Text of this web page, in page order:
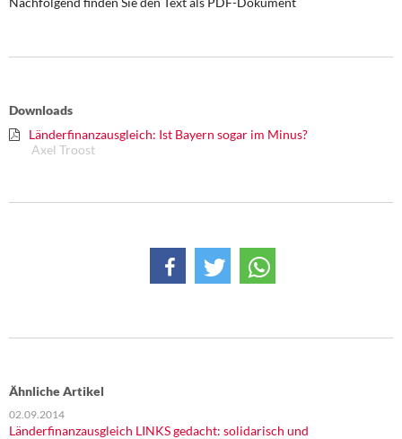
Downloads
Länderfinanzausgleich: Ist Bayern sogar im Minus?
Axel Troost
Ähnliche Artikel
02.09.2014
Länderfinanzausgleich LINKS gedacht: solidarisch und